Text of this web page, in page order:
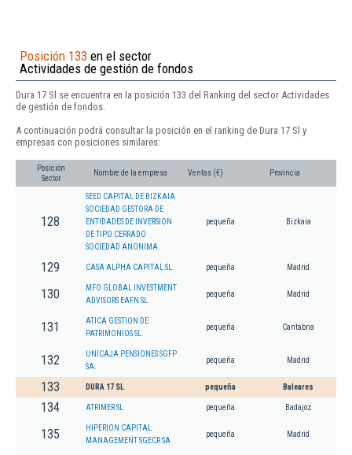
Posición 133 en el sector
Actividades de gestión de fondos
Dura 17 Sl se encuentra en la posición 133 del Ranking del sector Actividades
de gestión de fondos.
A continuación podrá consultar la posición en el ranking de Dura 17 Sl y
empresas con posiciones similares:
Posición
Sector
Nombre de la empresa Ventas (€) Provincia
128
SEED CAPITAL DE BIZKAIA
SOCIEDAD GESTORA DE
ENTIDADES DE INVERSION
DE TIPO CERRADO
SOCIEDAD ANONIMA.
pequeña Bizkaia
129 CASA ALPHA CAPITAL SL. pequeña Madrid
130
MFO GLOBAL INVESTMENT
ADVISORS EAFN SL.
pequeña Madrid
131
ATICA GESTION DE
PATRIMONIOS SL.
pequeña Cantabria
132
UNICAJA PENSIONES SGFP
SA.
pequeña Madrid
133 DURA 17 SL pequeña Baleares
134 ATRIMER SL pequeña Badajoz
135
HIPERION CAPITAL
MANAGEMENT SGECR SA
pequeña Madrid